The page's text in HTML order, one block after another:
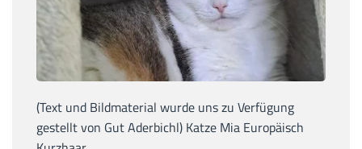
(Text und Bildmaterial wurde uns zu Verfügung
gestellt von Gut Aderbichl) Katze Mia Europäisch